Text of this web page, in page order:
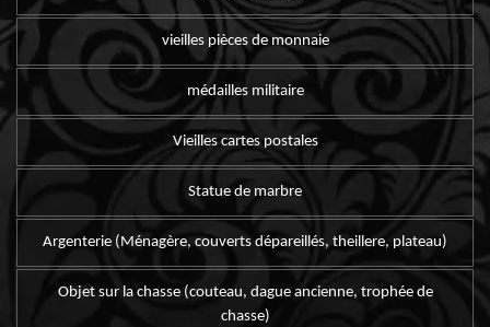
vieilles pièces de monnaie
médailles militaire
Vieilles cartes postales
Statue de marbre
Argenterie (Ménagère, couverts dépareillés, theillere, plateau)
Objet sur la chasse (couteau, dague ancienne, trophée de
chasse)